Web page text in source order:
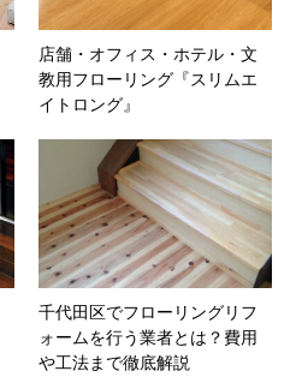
店舗・オフィス・ホテル・文
教用フローリング『スリムエ
イトロング』
千代田区でフローリングリフ
ォームを行う業者とは？費用
や工法まで徹底解説